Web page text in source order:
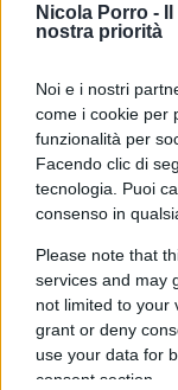
Nicola Porro -
nostra priorità
Noi e i nostri
come i cookie per
funzionalità per
Facendo clic di
tecnologia. Puoi
consenso in
Please note that
services and may
not limited to your
grant or deny
use your data for
consent section.
ricerche, con
zona.
continuate
Ipotesi
Le cause
sono state
problemi con
marine